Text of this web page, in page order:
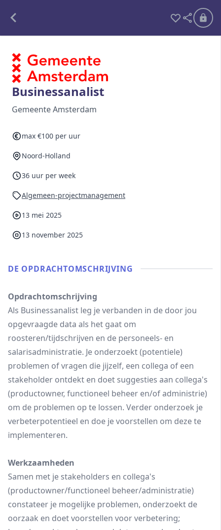
Freelance
Detachering
Interim opdrachten statistiek
Businessanalist
Gemeente Amsterdam
max €100 per uur
Noord-Holland
36 uur per week
Algemeen-projectmanagement
13 mei 2025
13 november 2025
DE OPDRACHT­OMSCHRIJVING
Opdrachtomschrijving
Als Businessanalist leg je verbanden in de door jou
opgevraagde data als het gaat om
roosteren/tijdschrijven en de personeels- en
salarisadministratie. Je onderzoekt (potentiele)
problemen of vragen die jijzelf, een collega of een
stakeholder ontdekt en doet suggesties aan collega's
(productowner, functioneel beheer en/of administrie)
om de problemen op te lossen. Verder onderzoek je
verbeterpotentieel en doe je voorstellen om deze te
implementeren.
Werkzaamheden
Samen met je stakeholders en collega's
(productowner/functioneel beheer/administratie)
constateer je mogelijke problemen, onderzoekt de
oorzaak en doet voorstellen voor verbetering;